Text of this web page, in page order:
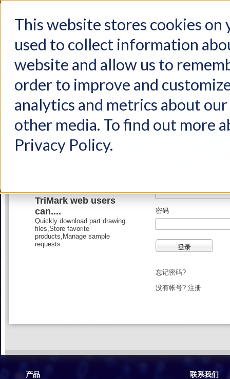
This website stores cookies on
used to collect information
website and allow us to
order to improve and
analytics and metrics about
other media. To find out more
Privacy Policy.
产品 服务
TriMark web users
can....
Quickly download part drawing
files,Store favorite
products,Manage sample
requests.
密码
忘记密码?
没有帐号? 注册
产品 联系我们